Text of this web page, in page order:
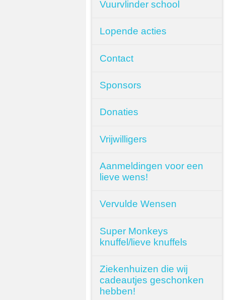
Vuurvlinder school
Lopende acties
Contact
Sponsors
Donaties
Vrijwilligers
Aanmeldingen voor een
lieve wens!
Vervulde Wensen
Super Monkeys
knuffel/lieve knuffels
Ziekenhuizen die wij
cadeautjes geschonken
hebben!